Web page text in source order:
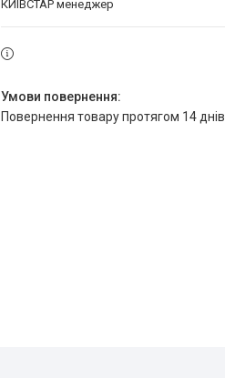
КИЇВСТАР менеджер
повернення товару протягом 14 днів